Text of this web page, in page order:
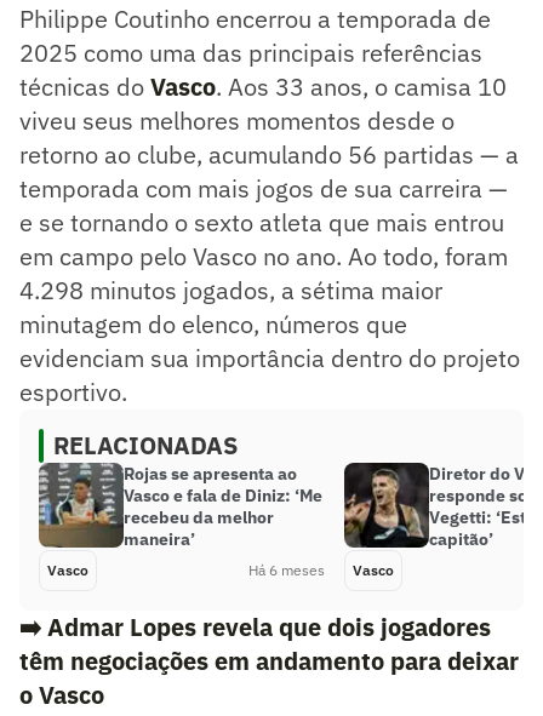
Philippe Coutinho encerrou a temporada de
2025 como uma das principais referências
técnicas doVasco. Aos 33 anos, o camisa 10
viveu seus melhores momentos desde o
retorno ao clube, acumulando 56 partidas — a
temporada com mais jogos de sua carreira —
e se tornando o sexto atleta que mais entrou
em campo pelo Vasco no ano. Ao todo, foram
4.298 minutos jogados, a sétima maior
minutagem do elenco, números que
evidenciam sua importância dentro do projeto
esportivo.
RELACIONADAS
Rojas se apresenta ao
Vasco e fala de Diniz: ‘Me
recebeu da melhor
maneira’
Vasco Há 6 meses
Diretor do
responde
Vegetti:
capitão’
Vasco
➡️Admar Lopes revela que dois jogadores
têm negociações em andamento para deixar
o Vasco